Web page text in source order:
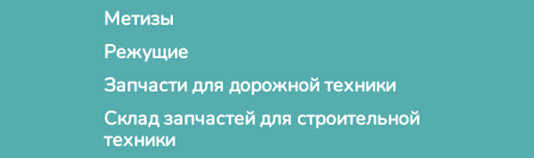
Метизы
Режущие
Запчасти для дорожной техники
Склад запчастей для строительной
техники